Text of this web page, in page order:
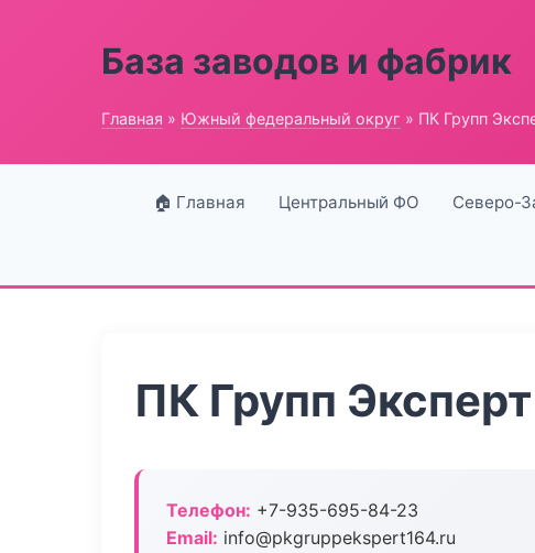
База заводов и фабрик
Главная » Южный федеральный округ » ПК Групп
🏠 Главная Центральный ФО Северо-
ПК Групп Эксперт
Телефон: +7-935-695-84-23
Email: info@pkgruppekspert164.ru